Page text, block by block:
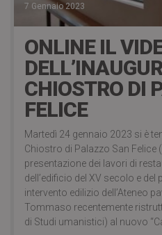
7 Gennaio 2023
ONLINE IL
CHIOSTRO DI
FELICE
Martedì 24 gennaio 2023 si è
Chiostro di Palazzo San Felice
presentazione dei lavori di
dell’edificio del XV secolo e
intervento edilizio dell’Ateneo
Tommaso recentemente
di Studi umanistici) al nuovo